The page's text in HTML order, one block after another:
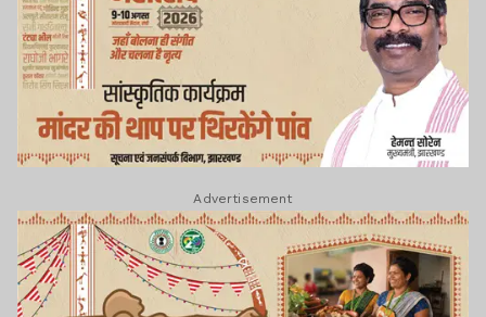
Advertisement